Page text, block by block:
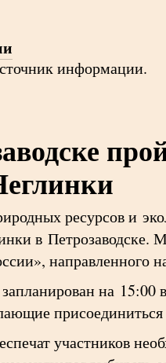
информации.
ресурсов и
в Петрозаводске.
направленного
на
участников